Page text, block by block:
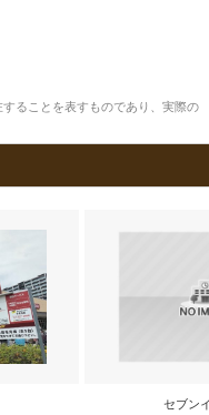
ることを表すものであり、実際の
セブン